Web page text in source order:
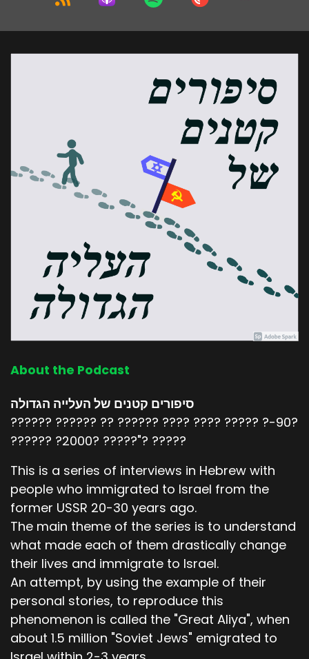
About the Podcast
סיפורים קטנים של העלייה הגדולה
?????? ?????? ?? ?????? ???? ???? ????? ?-90?
?????? ?2000? ?????"? ?????
This is a series of interviews in Hebrew with
people who immigrated to Israel from the
former USSR 20-30 years ago.
The main theme of the series is to understand
what made each of them drastically change
their lives and immigrate to Israel.
An attempt, by using the example of their
personal stories, to reproduce this
phenomenon is called the "Great Aliya", when
about 1.5 million "Soviet Jews" emigrated to